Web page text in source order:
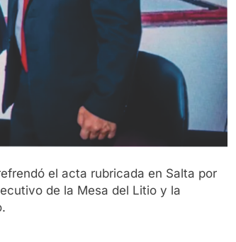
el acta rubricada en Salta por
de la Mesa del Litio y la